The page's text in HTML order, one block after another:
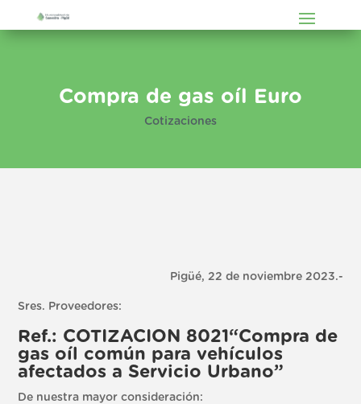
Compra de gas oíl Euro
Cotizaciones
Pigüé, 22 de noviembre 2023.-
Sres. Proveedores:
Ref.: COTIZACION 8021“Compra de
gas oíl común para vehículos
afectados a Servicio Urbano”
De nuestra mayor consideración: